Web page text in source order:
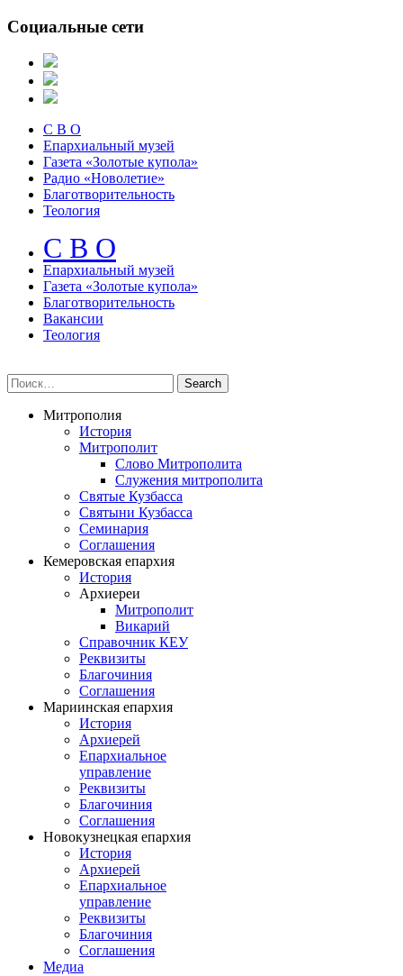
Социальные сети
С В О
Епархиальный музей
Газета «Золотые купола»
Радио «Новолетие»
Благотворительность
Теология
С В О
Епархиальный музeй
Газета «Золотые купола»
Благотворительность
Вакансии
Теология
Митрополия
История
Митрополит
Слово Митрополита
Служения митрополита
Святые Кузбасса
Святыни Кузбасса
Семинария
Соглашения
Кемеровская епархия
История
Архиереи
Митрополит
Викарий
Справочник КЕУ
Реквизиты
Благочиния
Соглашения
Мариинская епархия
История
Архиерей
Епархиальное
управление
Реквизиты
Благочиния
Соглашения
Новокузнецкая епархия
История
Архиерей
Епархиальное
управление
Реквизиты
Благочиния
Соглашения
Медиа